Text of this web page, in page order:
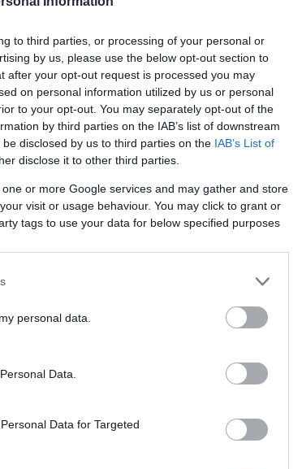
to third parties, or processing of your personal or
by us, please use the below opt-out section to
after your opt-out request is processed you may
on personal information utilized by us or personal
to your opt-out. You may separately opt-out of the
by third parties on the IAB’s list of downstream
disclosed by us to third parties on the IAB’s List of
disclose it to other third parties.
or more Google services and may gather and store
visit or usage behaviour. You may click to grant or
tags to use your data for below specified purposes
personal data.
Data.
Data for Targeted
μίλησε για την κατάσταση
αδέσποτα, με τόσα προβλήματα που
και θέλουν να τα παραδώσουν κιόλας,
δήθεν φιλοζωία».